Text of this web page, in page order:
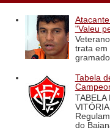
"Valeu
trata em
Tabela
TABELA
do